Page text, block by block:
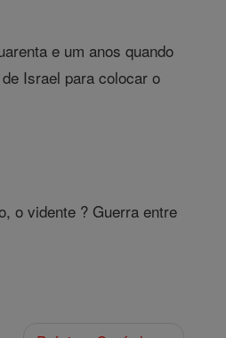
e um anos quando
Israel para colocar o
o vidente ? Guerra entre